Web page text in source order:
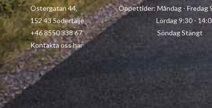
Östergatan 44, Öppettider: Måndag - Fredag
152 43 Södertälje Lördag 9:30 -
+46 8550 338 67 Söndag Stängt
Kontakta oss här